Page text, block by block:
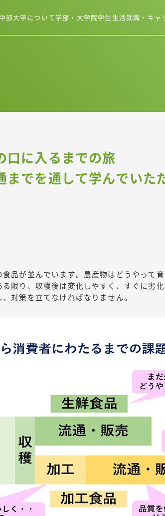
中部大学について学部・大学院学生生活就職・キャ
口に入るまでの旅
でを通して学んでいた
品が並んでいます。農産物はどうやって
限り、収穫後は変化しやすく、すぐに劣
対策を立てなければなりません。